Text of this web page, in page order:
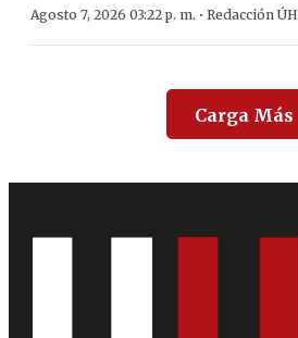
Agosto 7, 2026 03:22 p. m. · Redacción ÚH
Carga Más